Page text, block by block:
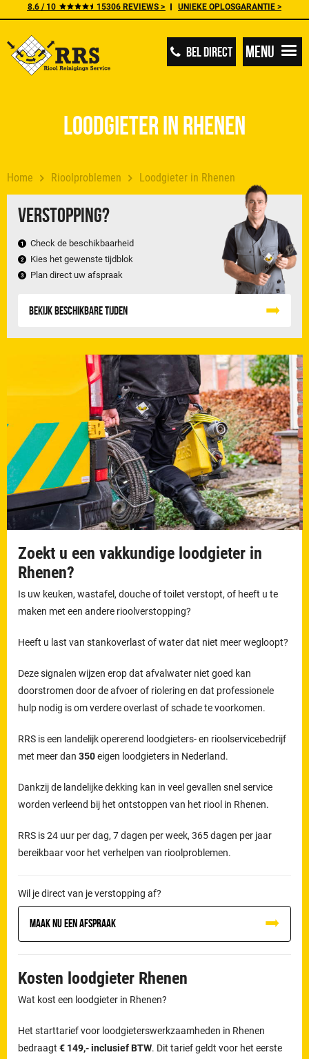
8.6 / 10 15306 REVIEWS > UNIEKE OPLOSGARANTIE >
BEL DIRECT Menu
Home Rioolproblemen Loodgieter in Rhenen
Verstopping?
Check de beschikbaarheid
Kies het gewenste tijdblok
Plan direct uw afspraak
Bekijk beschikbare tijden
Loodgieter in Rhenen
Zoekt u een vakkundige loodgieter in
Rhenen?
Is uw keuken, wastafel, douche of toilet verstopt, of heeft u te
maken met een andere rioolverstopping?
Heeft u last van stankoverlast of water dat niet meer wegloopt?
Deze signalen wijzen erop dat afvalwater niet goed kan
doorstromen door de afvoer of riolering en dat professionele
hulp nodig is om verdere overlast of schade te voorkomen.
RRS is een landelijk opererend loodgieters- en rioolservicebedrijf
met meer dan350eigen loodgieters in Nederland.
Dankzij de landelijke dekking kan in veel gevallen snel service
worden verleend bij het ontstoppen van het riool in Rhenen.
RRS is 24 uur per dag, 7 dagen per week, 365 dagen per jaar
bereikbaar voor het verhelpen van rioolproblemen.
Wil je direct van je verstopping af?
Maak nu een afspraak
Kosten loodgieter Rhenen
Wat kost een loodgieter in Rhenen?
Het starttarief voor loodgieterswerkzaamheden in Rhenen
bedraagt€ 149,- inclusief BTW. Dit tarief geldt voor het eerste